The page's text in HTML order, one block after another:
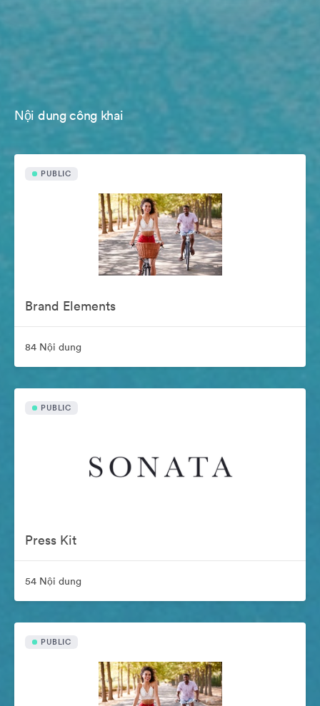
Nội dung công khai
PUBLIC
Brand Elements
84 Nội dung
PUBLIC
Press Kit
54 Nội dung
PUBLIC